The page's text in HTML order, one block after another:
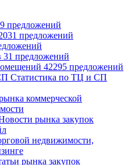
предложений
предложений
31 предложений
42295 предложений
Статистика по ТЦ и СП
коммерческой
рынка закупок
недвижимости,
рынка закупок